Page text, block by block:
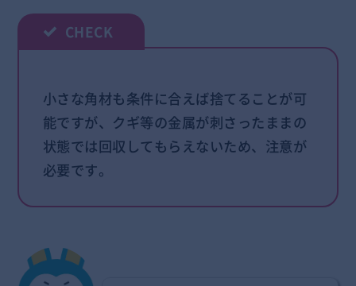
小さな角材も条件に合えば捨てることが可
能ですが、クギ等の金属が刺さったままの
状態では回収してもらえないため、注意が
必要です。